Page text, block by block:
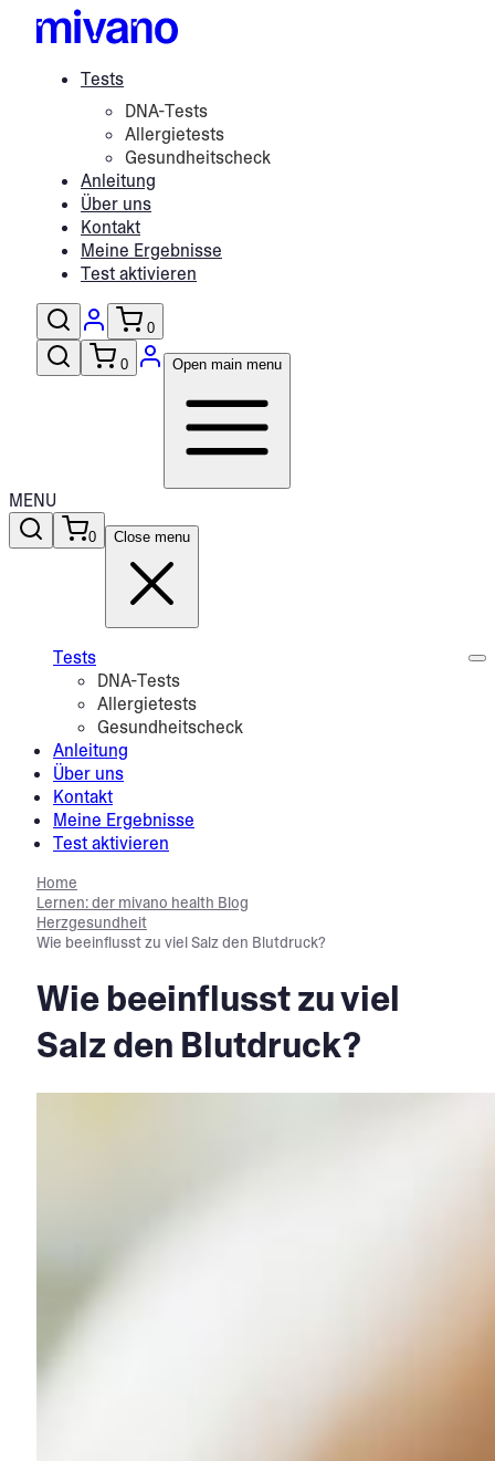
Tests
DNA-Tests
Allergietests
Gesundheitscheck
Anleitung
Über uns
Kontakt
Meine Ergebnisse
Test aktivieren
0
0 Open main menu
MENU
0 Close menu
Tests
DNA-Tests
Allergietests
Gesundheitscheck
Anleitung
Über uns
Kontakt
Meine Ergebnisse
Test aktivieren
Home
Lernen: der mivano health Blog
Herzgesundheit
Wie beeinflusst zu viel Salz den Blutdruck?
Wie beeinflusst zu viel
Salz den Blutdruck?